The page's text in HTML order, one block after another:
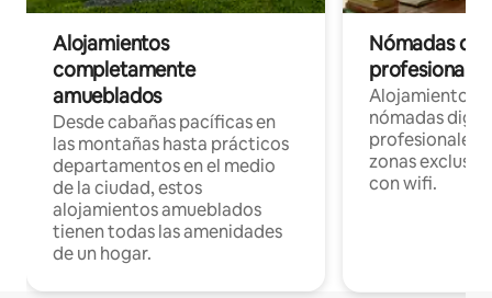
Alojamientos
completamente
amueblados
Desde cabañas pacíficas en
las montañas hasta prácticos
departamentos en el medio
de la ciudad, estos
alojamientos amueblados
tienen todas las amenidades
de un hogar.
Nómadas
Alojamientos
nómadas
profesionales
zonas
con wifi.